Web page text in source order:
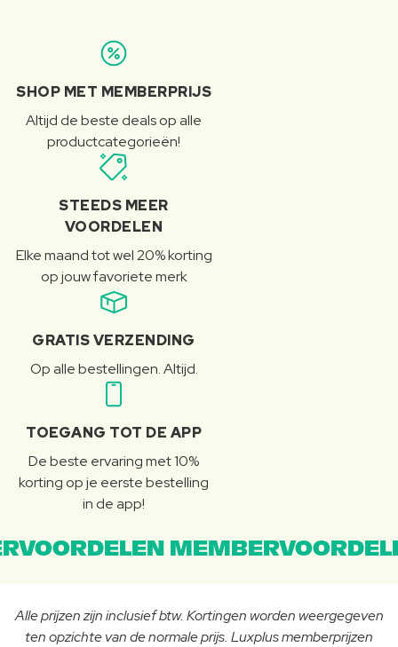
SHOP MET MEMBERPRIJS
Altijd de beste deals op alle
productcategorieën!
STEEDS MEER
VOORDELEN
Elke maand tot wel 20% korting
op jouw favoriete merk
GRATIS VERZENDING
Op alle bestellingen. Altijd.
TOEGANG TOT DE APP
De beste ervaring met 10%
korting op je eerste bestelling
in de app!
Alle prijzen zijn inclusief btw. Kortingen worden weergegeven
ten opzichte van de normale prijs. Luxplus memberprijzen